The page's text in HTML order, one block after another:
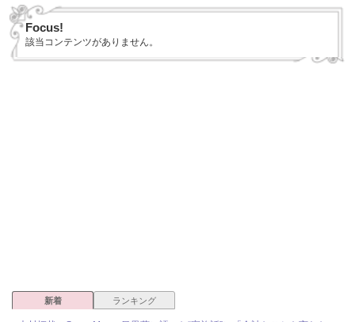
Focus!
該当コンテンツがありません。
新着 ランキング